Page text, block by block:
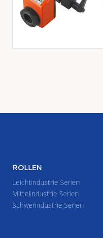
ROLLEN
Leichtindustrie Serien
Mittelindustrie Serien
Schwerindustrie Serien